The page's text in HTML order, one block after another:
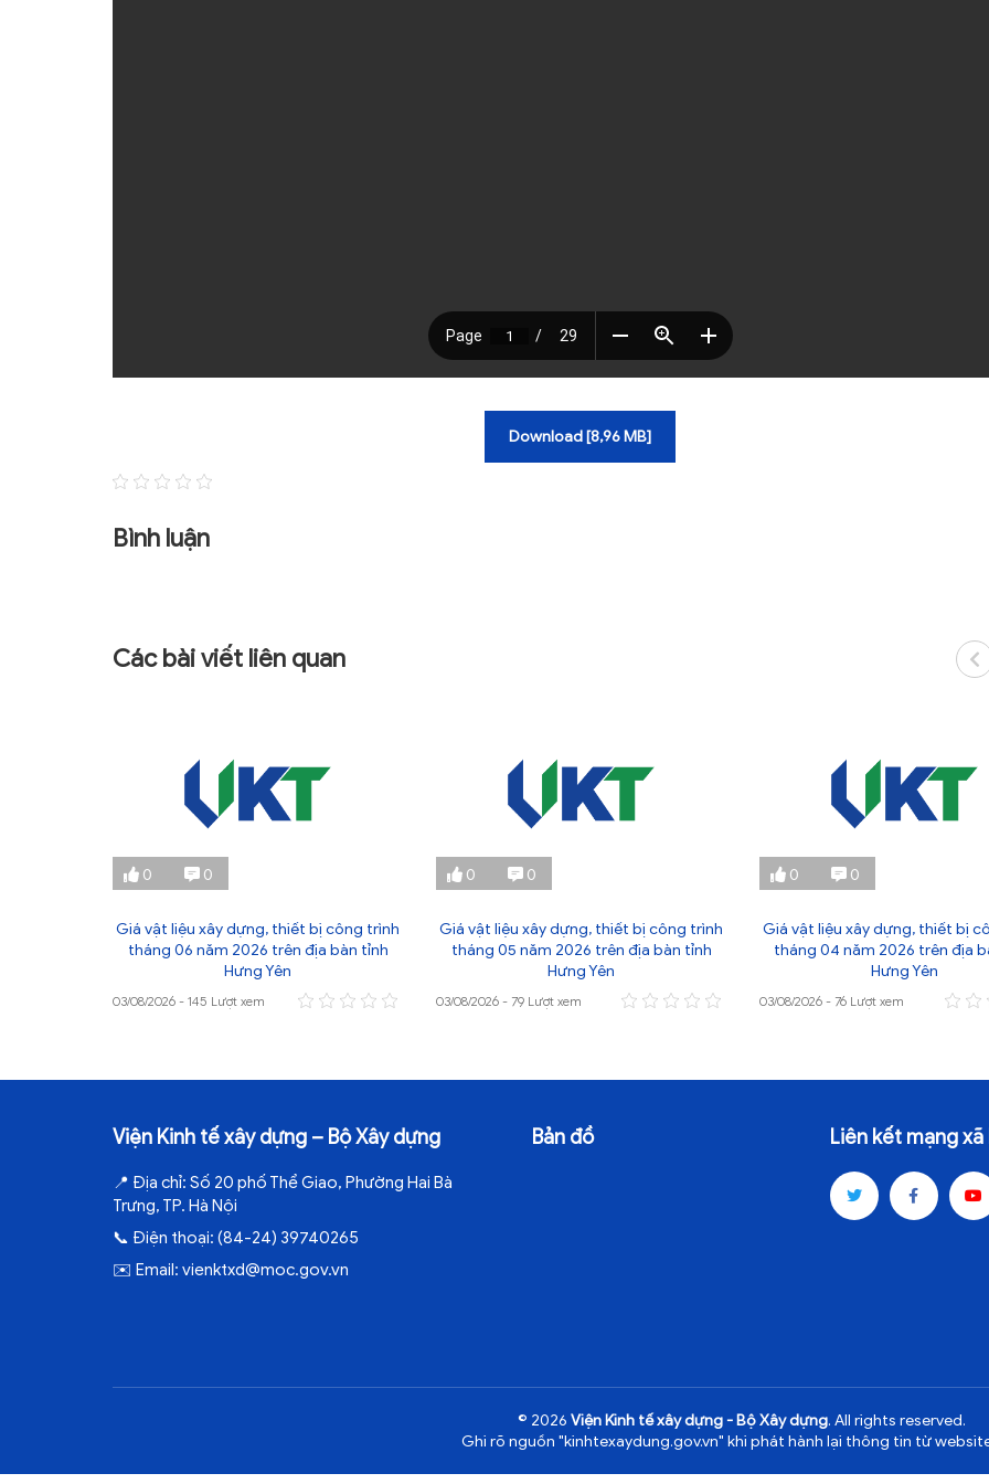
Download [8,96 MB]
Bình luận
Các bài viết liên quan
0 0
Giá vật liệu xây dựng, thiết bị công trình
tháng 06 năm 2026 trên địa bàn tỉnh
Hưng Yên
03/08/2026 - 145 Lượt xem
0 0
Giá vật liệu xây dựng, thiết bị công trình
tháng 05 năm 2026 trên địa bàn tỉnh
Hưng Yên
03/08/2026 - 79 Lượt xem
0 0
Giá vật liệu xây dựng, thiết bị
tháng 04 năm 2026 trên địa
Hưng Yên
03/08/2026 - 76 Lượt xem
Viện Kinh tế xây dựng – Bộ Xây dựng
📍 Địa chỉ: Số 20 phố Thể Giao, Phường Hai Bà
Trưng, TP. Hà Nội
📞 Điện thoại: (84-24) 39740265
✉️ Email: vienktxd@moc.gov.vn
Bản đồ Liên kết mạng xã
© 2026 Viện Kinh tế xây dựng - Bộ Xây dựng. All rights reserved.
Ghi rõ nguồn "kinhtexaydung.gov.vn" khi phát hành lại thông tin từ